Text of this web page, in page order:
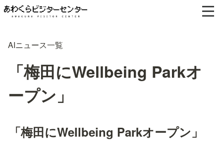
AIニュース一覧
「梅田にWellbeing Parkオ
ープン」
「梅田にWellbeing Parkオープン」